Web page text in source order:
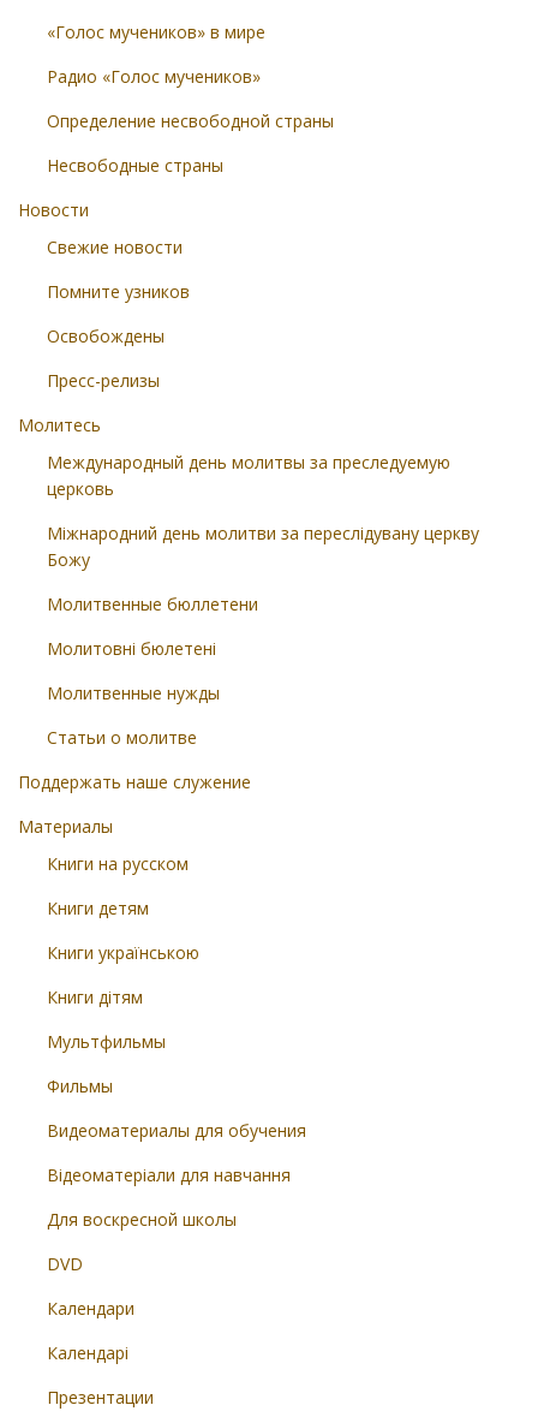
«Голос мучеников» в мире
Радио «Голос мучеников»
Определение несвободной страны
Несвободные страны
Новости
Свежие новости
Помните узников
Освобождены
Пресс-релизы
Молитесь
Международный день молитвы за преследуемую
церковь
Міжнародний день молитви за переслідувану церкву
Божу
Молитвенные бюллетени
Молитовні бюлетені
Молитвенные нужды
Статьи о молитве
Поддержать наше служение
Материалы
Книги на русском
Книги детям
Книги українською
Книги дітям
Мультфильмы
Фильмы
Видеоматериалы для обучения
Відеоматеріали для навчання
Для воскресной школы
DVD
Календари
Календарі
Презентации